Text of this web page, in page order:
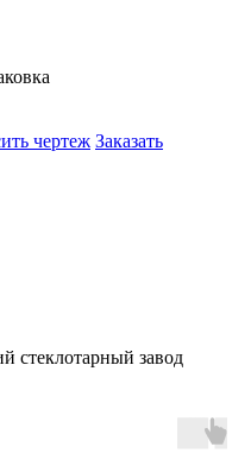
чертеж Заказать
стеклотарный завод